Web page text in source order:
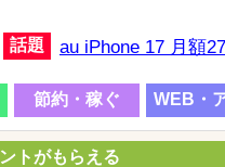
話題 au iPhone 17 月額
節約・稼ぐ WEB・
トがもらえる